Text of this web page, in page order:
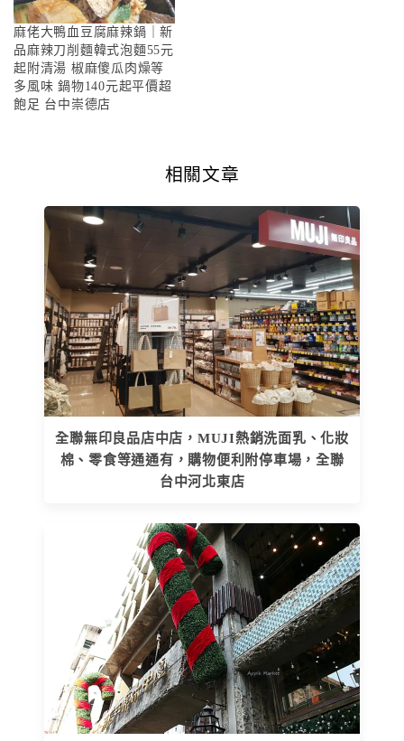
麻佬大鴨血豆腐麻辣鍋｜新
品麻辣刀削麵韓式泡麵55元
起附清湯 椒麻傻瓜肉燥等
多風味 鍋物140元起平價超
飽足 台中崇德店
相關文章
全聯無印良品店中店，MUJI熱銷洗面乳、化妝
棉、零食等通通有，購物便利附停車場，全聯
台中河北東店